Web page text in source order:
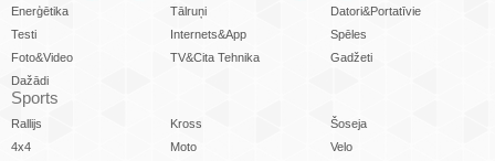
Enerģētika Tālruņi
Datori&Portatīvie
Testi
Internets&App
Spēles
Foto&Video
TV&Cita Tehnika
Gadžeti
Dažādi
Sports
Rallijs Kross
Šoseja
4x4
Moto
Velo